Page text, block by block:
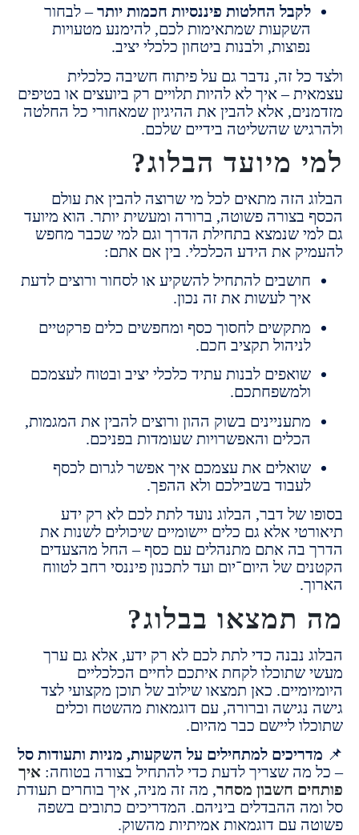
לקבל החלטות פיננסיות חכמות יותר– לבחור
השקעות שמתאימות לכם, להימנע מטעויות
נפוצות, ולבנות ביטחון כלכלי יציב.
זה, נדבר גם על פיתוח חשיבה כלכלית
– איך לא להיות תלויים רק ביועצים או בטיפים
אלא להבין את ההיגיון שמאחורי כל החלטה
שהשליטה בידיים שלכם.
מיועד הבלוג?
הזה מתאים לכל מי שרוצה להבין את עולם
פשוטה, ברורה ומעשית יותר. הוא מיועד
שנמצא בתחילת הדרך וגם למי שכבר מחפש
את הידע הכלכלי. בין אם אתם:
חושבים להתחיל להשקיע או לסחור ורוצים לדעת
איך לעשות את זה נכון.
מתקשים לחסוך כסף ומחפשים כלים פרקטיים
לניהול תקציב חכם.
שואפים לבנות עתיד כלכלי יציב ובטוח לעצמכם
ולמשפחתכם.
מתעניינים בשוק ההון ורוצים להבין את המגמות,
הכלים והאפשרויות שעומדות בפניכם.
שואלים את עצמכם איך אפשר לגרום לכסף
לעבוד בשבילכם ולא ההפך.
של דבר, הבלוג נועד לתת לכם לא רק ידע
אלא גם כלים יישומיים שיכולים לשנות את
בה אתם מתנהלים עם כסף – החל מהצעדים
של היום־יום ועד לתכנון פיננסי רחב לטווח
בבלוג?
נבנה כדי לתת לכם לא רק ידע, אלא גם ערך
לקחת איתכם לחיים הכלכליים
כאן תמצאו שילוב של תוכן מקצועי לצד
וברורה, עם דוגמאות מהשטח וכלים
ליישם כבר מהיום.
למתחילים על השקעות, מניות ותעודות סל
שצריך לדעת כדי להתחיל בצורה בטוחה: איך
חשבון מסחר, מה זה מניה, איך בוחרים תעודת
ההבדלים ביניהם. המדריכים כתובים בשפה
עם דוגמאות אמיתיות מהשוק.